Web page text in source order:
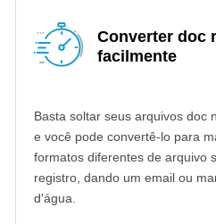
Converter doc
facilmente
Basta soltar seus arquivos doc
e você pode convertê-lo para
formatos diferentes de arquivo
registro, dando um email ou
d'água.